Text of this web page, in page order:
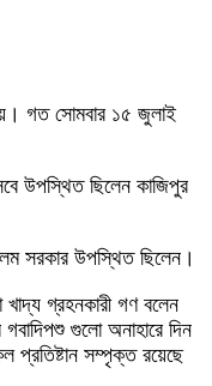
গত সোমবার ১৫ জুলাই
উপস্থিত ছিলেন কাজিপুর
সরকার উপস্থিত ছিলেন।
গ্রহনকারী গণ বলেন
গুলো অনাহারে দিন
প্রতিষ্টান সম্পৃক্ত রয়েছে